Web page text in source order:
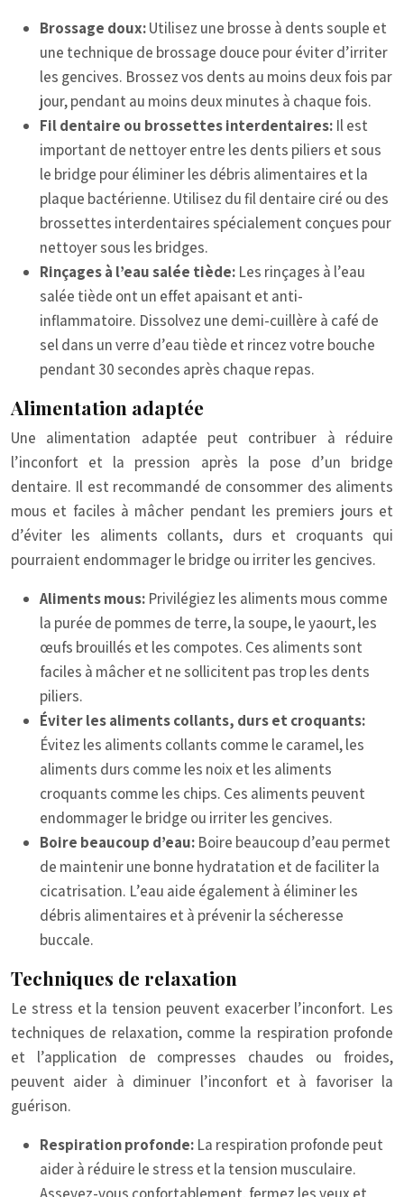
Brossage doux:Utilisez une brosse à dents souple et
une technique de brossage douce pour éviter d’irriter
les gencives. Brossez vos dents au moins deux fois par
jour, pendant au moins deux minutes à chaque fois.
Fil dentaire ou brossettes interdentaires: Il est
important de nettoyer entre les dents piliers et sous
le bridge pour éliminer les débris alimentaires et la
plaque bactérienne. Utilisez du fil dentaire ciré ou des
brossettes interdentaires spécialement conçues pour
nettoyer sous les bridges.
Rinçages à l’eau salée tiède: Les rinçages à l’eau
salée tiède ont un effet apaisant et anti-
inflammatoire. Dissolvez une demi-cuillère à café de
sel dans un verre d’eau tiède et rincez votre bouche
pendant 30 secondes après chaque repas.
Alimentation adaptée
Une alimentation adaptée peut contribuer à réduire
l’inconfort et la pression après la pose d’un bridge
dentaire. Il est recommandé de consommer des aliments
mous et faciles à mâcher pendant les premiers jours et
d’éviter les aliments collants, durs et croquants qui
pourraient endommager le bridge ou irriter les gencives.
Aliments mous: Privilégiez les aliments mous comme
la purée de pommes de terre, la soupe, le yaourt, les
œufs brouillés et les compotes. Ces aliments sont
faciles à mâcher et ne sollicitent pas trop les dents
piliers.
Éviter les aliments collants, durs et croquants:
Évitez les aliments collants comme le caramel, les
aliments durs comme les noix et les aliments
croquants comme les chips. Ces aliments peuvent
endommager le bridge ou irriter les gencives.
Boire beaucoup d’eau: Boire beaucoup d’eau permet
de maintenir une bonne hydratation et de faciliter la
cicatrisation. L’eau aide également à éliminer les
débris alimentaires et à prévenir la sécheresse
buccale.
Techniques de relaxation
Le stress et la tension peuvent exacerber l’inconfort. Les
techniques de relaxation, comme la respiration profonde
et l’application de compresses chaudes ou froides,
peuvent aider à diminuer l’inconfort et à favoriser la
guérison.
Respiration profonde: La respiration profonde peut
aider à réduire le stress et la tension musculaire.